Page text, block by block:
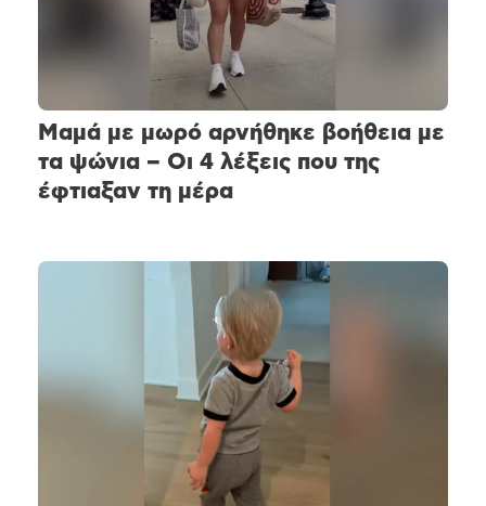
Μαμά με μωρό αρνήθηκε βοήθεια με
τα ψώνια – Οι 4 λέξεις που της
έφτιαξαν τη μέρα